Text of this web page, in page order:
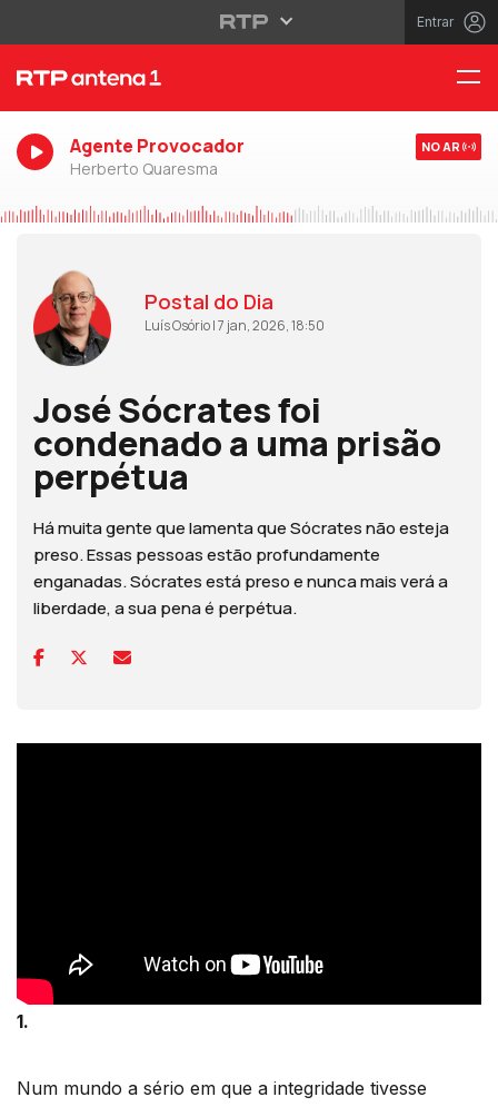
Entrar
Agente Provocador
Herberto Quaresma
NO AR
Postal do Dia
Luís Osório | 7 jan, 2026, 18:50
José Sócrates foi
condenado a uma prisão
perpétua
Há muita gente que lamenta que Sócrates não esteja
preso. Essas pessoas estão profundamente
enganadas. Sócrates está preso e nunca mais verá a
liberdade, a sua pena é perpétua.
1.
Num mundo a sério em que a integridade tivesse